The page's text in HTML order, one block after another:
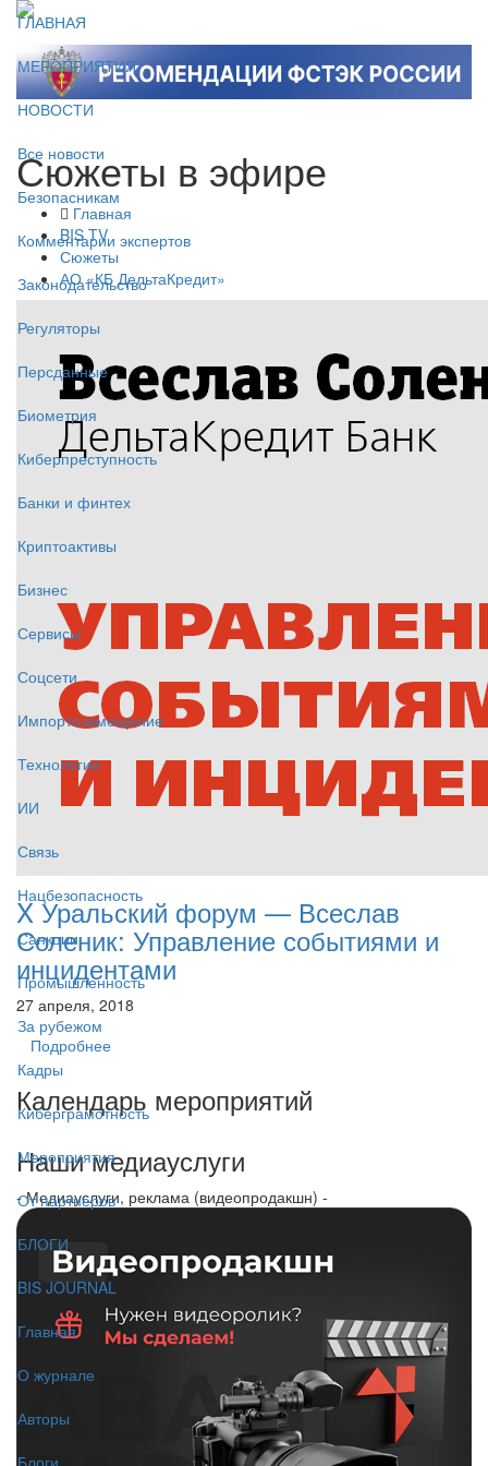
ГЛАВНАЯ
МЕРОПРИЯТИЯ
НОВОСТИ
Все новости
Безопасникам
Комментарии экспертов
Законодательство
Регуляторы
Персданные
Биометрия
Киберпреступность
Банки и финтех
Криптоактивы
Бизнес
Сервисы
Соцсети
Импортозамещение
Технологии
ИИ
Связь
Нацбезопасность
Санкции
Промышленность
За рубежом
Кадры
Киберграмотность
Мероприятия
От партнёров
БЛОГИ
BIS JOURNAL
Главная
О журнале
Авторы
Блоги
Сюжеты в эфире
Главная
BIS TV
Сюжеты
АО «КБ ДельтаКредит»
X Уральский форум — Всеслав
Соленик: Управление событиями и
инцидентами
27 апреля, 2018
Подробнее
Календарь мероприятий
Наши медиауслуги
- Медиауслуги, реклама (видеопродакшн) -